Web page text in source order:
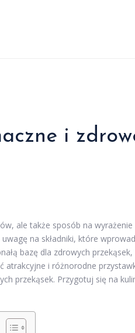
i
ale także sposób na
na składniki, które
bazę dla zdrowych
atrakcyjne i różnorodne
przekąsek. Przygotuj się na